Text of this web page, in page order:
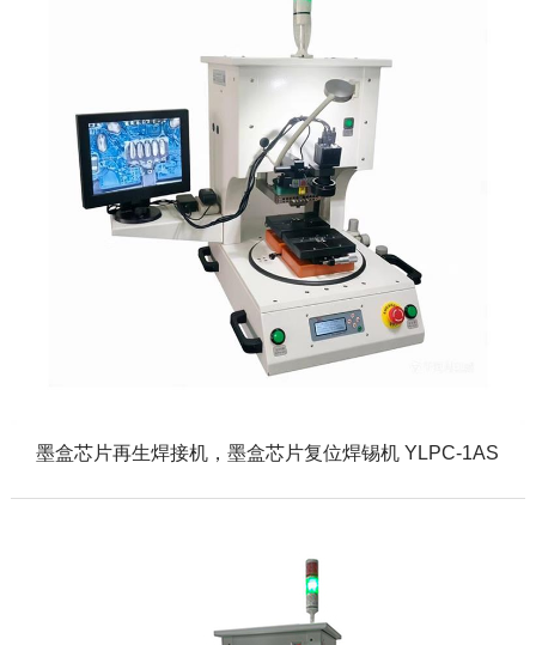
墨盒芯片再生焊接机，墨盒芯片复位焊锡机 YLPC-1AS